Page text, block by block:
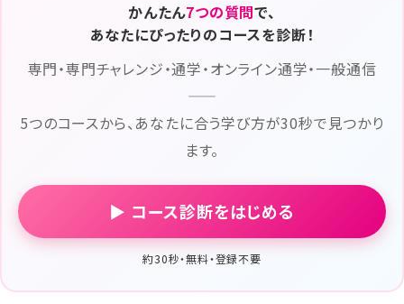
かんたん7つの質問で、
あなたにぴったりのコースを診断！
専門・専門チャレンジ・通学・オンライン通学・一般通信
——
5つのコースから、あなたに合う学び方が30秒で見つかり
ます。
▶ コース診断をはじめる
約30秒・無料・登録不要